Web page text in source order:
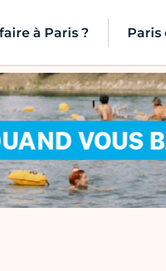
à Paris ? Paris